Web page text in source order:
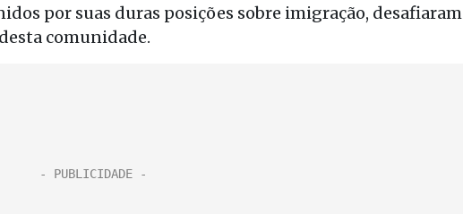
por suas duras posições sobre imigração, desafiaram
comunidade.